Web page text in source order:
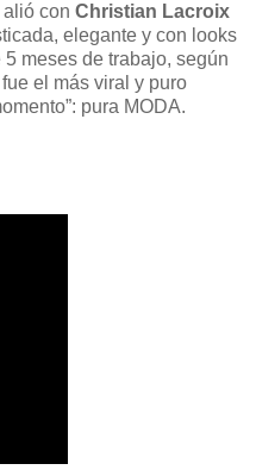
con Christian Lacroix
elegante y con looks
meses de trabajo, según
el más viral y puro
pura MODA.